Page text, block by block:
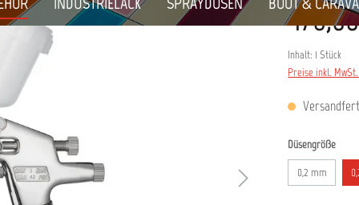
Inhalt: 1 Stück
Preise inkl.
Düsengröße
0,2 mm